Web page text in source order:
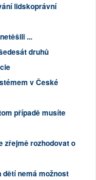
lidskoprávní
...
druhů
v České
případě musíte
zřejmě rozhodovat o
nemá možnost